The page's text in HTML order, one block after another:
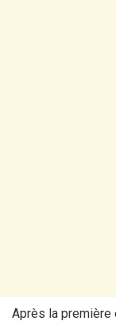
Après la première